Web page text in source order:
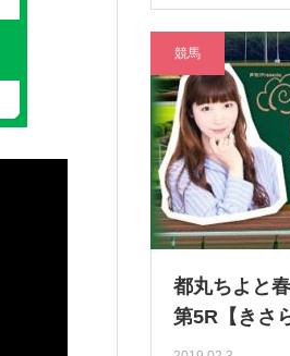
競馬
都丸ちよと
第5R【きさ